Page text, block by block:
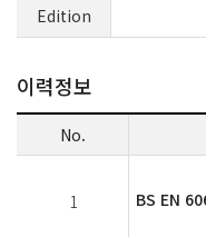
Edition
이력정보
No.
1 BS EN